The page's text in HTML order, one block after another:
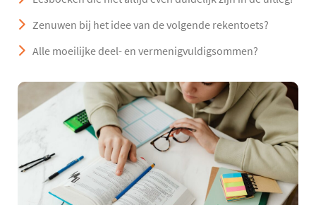
Zenuwen bij het idee van de volgende rekentoets?
Alle moeilijke deel- en vermenigvuldigsommen?